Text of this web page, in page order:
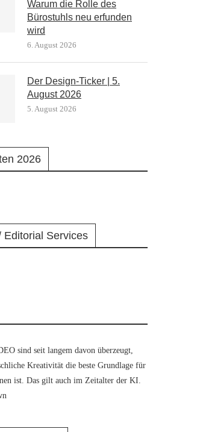
Warum die Rolle des
Bürostuhls neu erfunden
wird
6. August 2026
Der Design-Ticker | 5.
August 2026
5. August 2026
2026
Editorial Services
sind seit langem davon überzeugt,
Kreativität die beste Grundlage für
ist. Das gilt auch im Zeitalter der KI.